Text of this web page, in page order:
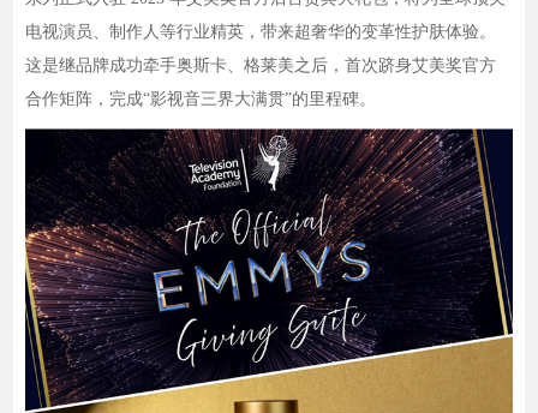
电视演员、制作人等行业精英，带来超奢华的变革性护肤体验。
这是继品牌成功牵手奥斯卡、格莱美之后，首次跻身艾美奖官方
合作矩阵，完成“影视音三界大满贯”的里程碑。